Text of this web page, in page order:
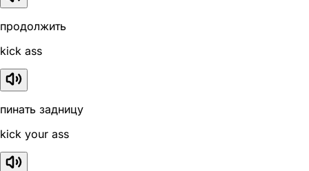
продолжить
kick ass
пинать задницу
kick your ass